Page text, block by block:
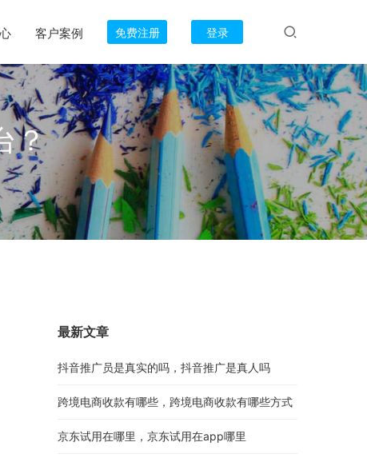
客户案例 免费注册 登录
？
最新文章
抖音推广员是真实的吗，抖音推广是真人吗
跨境电商收款有哪些，跨境电商收款有哪些方式
京东试用在哪里，京东试用在app哪里